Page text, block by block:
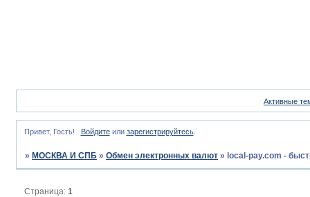
Активные
Привет, Гость! Войдитеили зарегистрируйтесь.
» МОСКВА И СПБ »Обмен электронных валют » local-pay.com -
Страница:1